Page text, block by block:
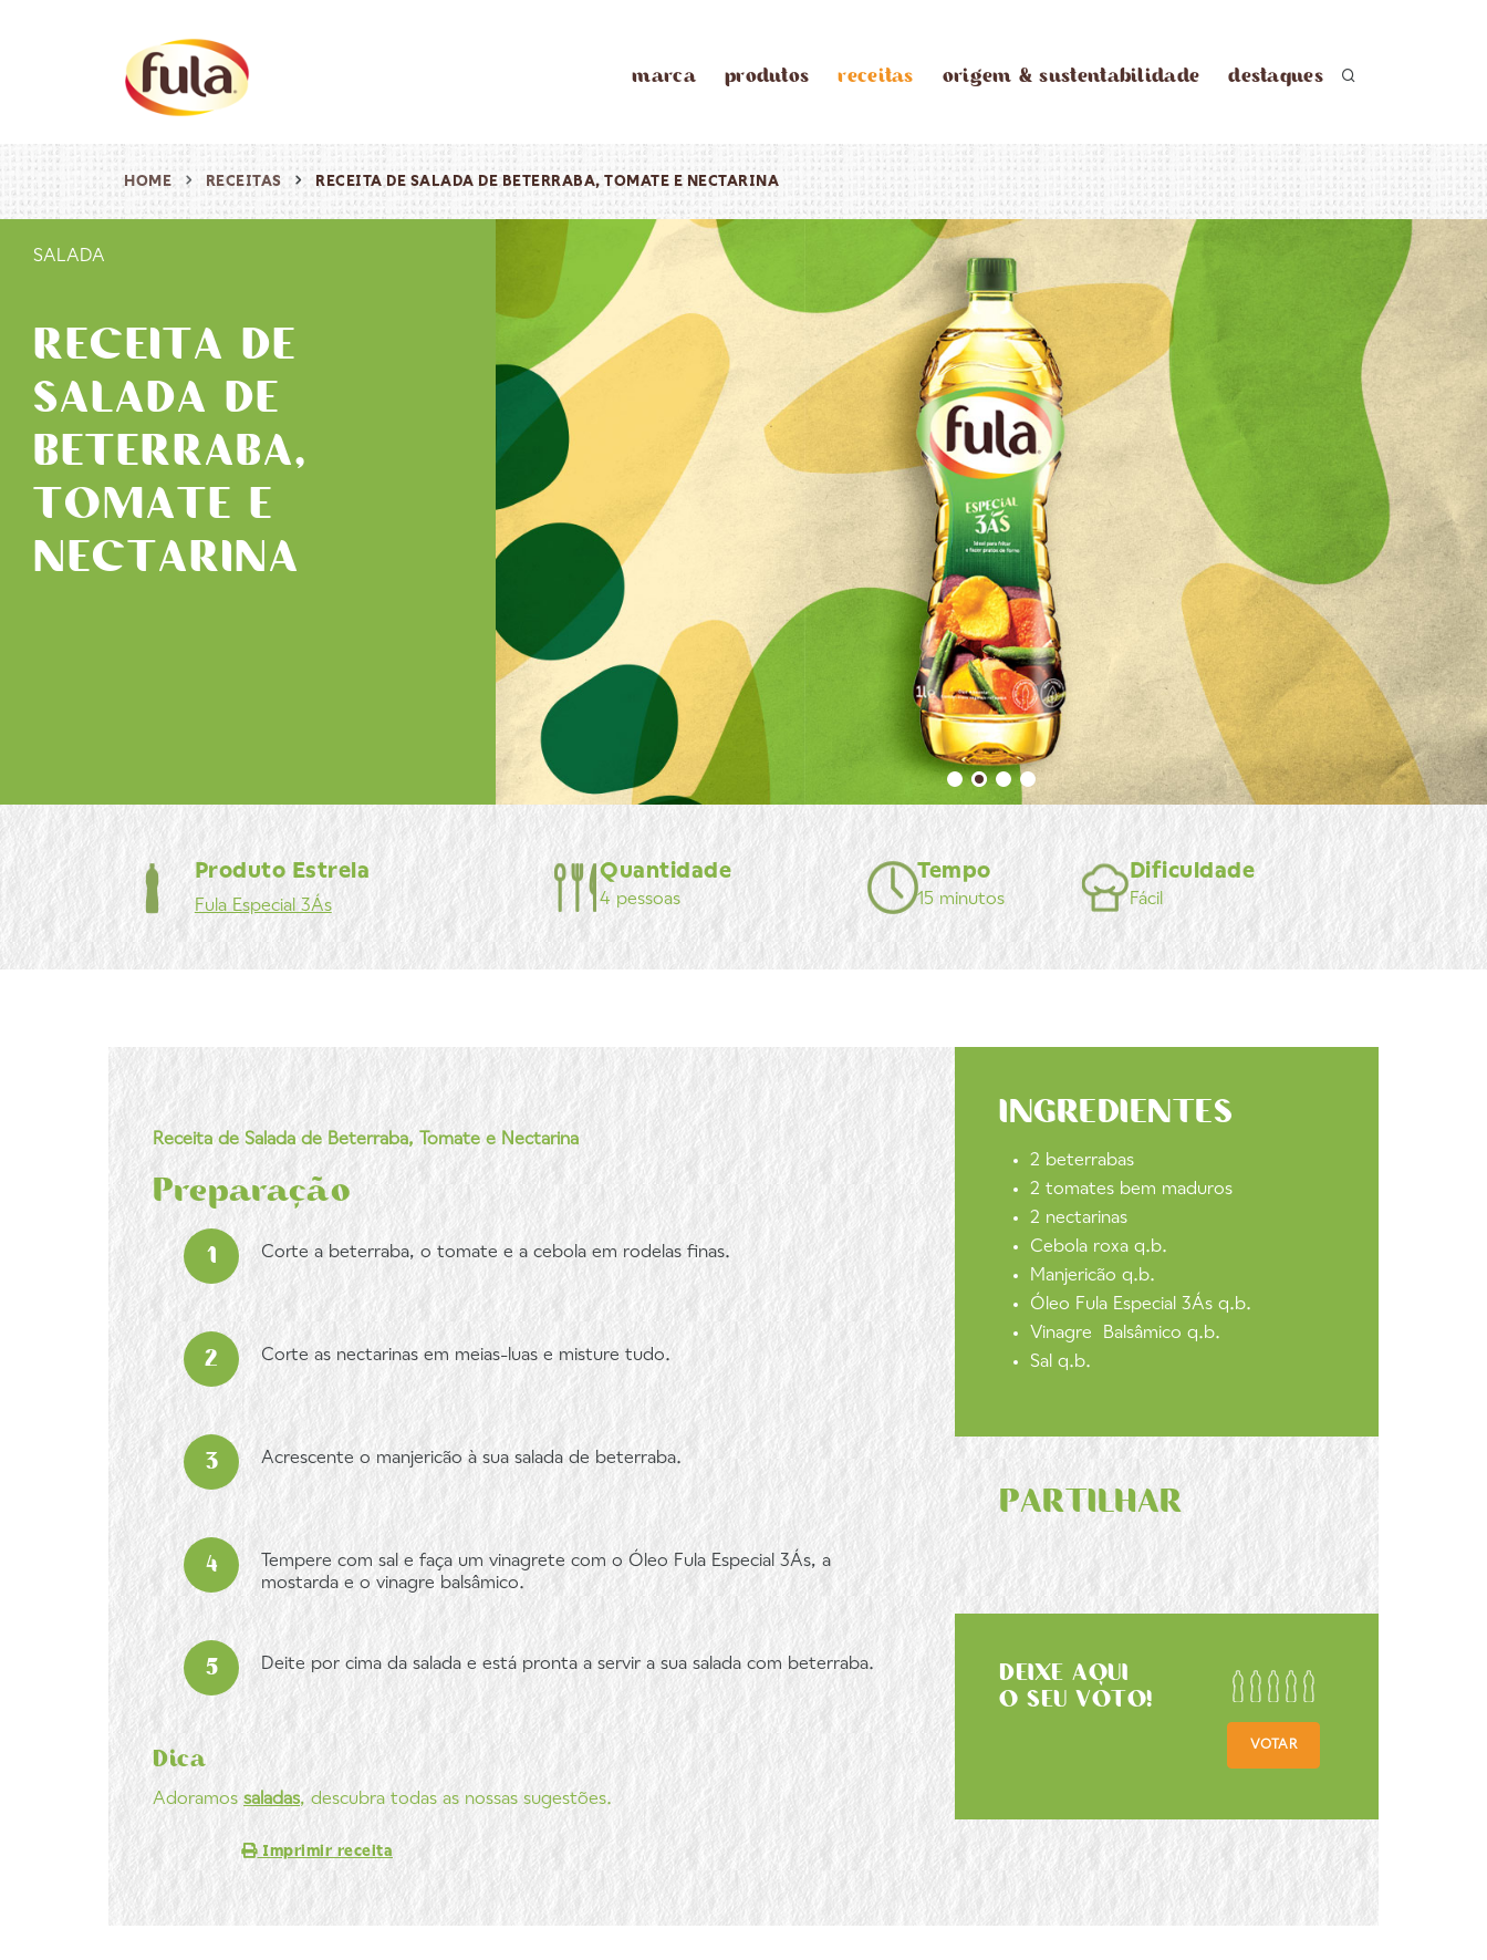
marca produtos receitas origem & sustentabilidade destaques
HOME RECEITAS RECEITA DE SALADA DE BETERRABA, TOMATE E NECTARINA
SALADA
RECEITA DE
SALADA DE
BETERRABA,
TOMATE E
NECTARINA
Produto Estrela
FulaEspecial 3Ás
Quantidade
4 pessoas
Tempo
15 minutos
Dificuldade
Fácil
Receita de Salada de Beterraba, Tomate e Nectarina
Preparação
Corte a beterraba, o tomate e a cebola em rodelas finas.
Corte as nectarinas em meias-luas e misture tudo.
Acrescente o manjericão à sua salada de beterraba.
Tempere com sal e faça um vinagrete com o Óleo Fula Especial 3Ás, a
mostarda e o vinagre balsâmico.
Deite por cima da salada e está pronta a servir a sua salada com beterraba.
Dica
Adoramos saladas, descubra todas as nossas sugestões.
Imprimir receita
INGREDIENTES
2 beterrabas
2 tomates bem maduros
2 nectarinas
Cebola roxa q.b.
Manjericão q.b.
Óleo Fula Especial 3Ás q.b.
Vinagre Balsâmico q.b.
Sal q.b.
PARTILHAR
DEIXE AQUI
O SEU VOTO!
VOTAR